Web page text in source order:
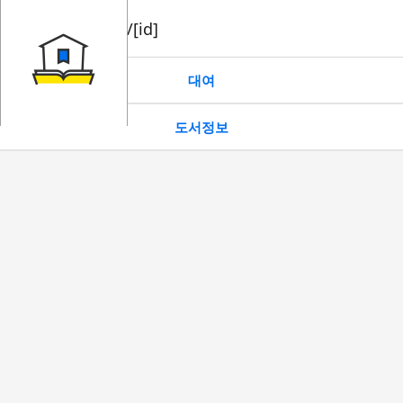
book/rent/[id]
대여
도서정보